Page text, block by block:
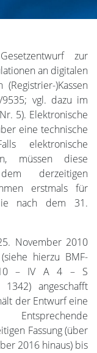
zur
an digitalen
)Kassen
9535; vgl. dazu im
5). Elektronische
eine technische
elektronische
müssen diese
derzeitigen
erstmals für
nach dem 31.
November 2010
hierzu BMF-
– IV A 4 – S
angeschafft
der Entwurf eine
Entsprechende
Fassung (über
2016 hinaus) bis